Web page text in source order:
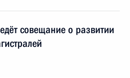
совещание о развитии